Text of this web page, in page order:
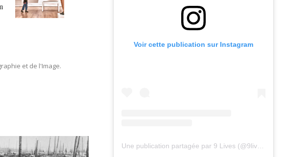
et de l'Image.
Voir cette publication sur Instagram